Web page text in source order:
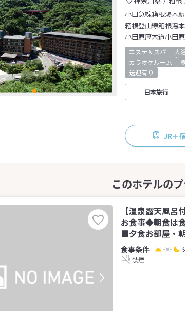
小田急線箱根湯本
箱根登山線箱根湯
小田原厚木道小田
エステ＆スパ 大
カラオケルーム
送迎有り
日本旅行
JR＋
【温泉露天風
お食事◆朝食は
■夕食お部屋・
禁煙